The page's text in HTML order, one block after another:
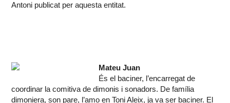
Antoni publicat per aquesta entitat.
Mateu Juan
És el baciner, l’encarregat de
coordinar la comitiva de dimonis i sonadors. De família
dimoniera, son pare, l’amo en Toni Aleix, ja va ser baciner. El